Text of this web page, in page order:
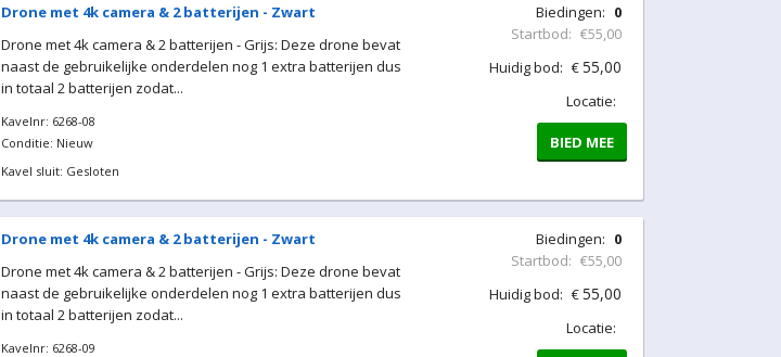
Drone met 4k camera & 2 batterijen - Zwart
Drone met 4k camera & 2 batterijen - Grijs: Deze drone bevat
naast de gebruikelijke onderdelen nog 1 extra batterijen dus
in totaal 2 batterijen zodat...
Kavelnr: 6268-08
Conditie: Nieuw
Kavel sluit: Gesloten
Biedingen: 0
Startbod: €55,00
Huidig bod: €55,00
Locatie:
BIED MEE
Drone met 4k camera & 2 batterijen - Zwart
Drone met 4k camera & 2 batterijen - Grijs: Deze drone bevat
naast de gebruikelijke onderdelen nog 1 extra batterijen dus
in totaal 2 batterijen zodat...
Kavelnr: 6268-09
Biedingen: 0
Startbod: €55,00
Huidig bod: €55,00
Locatie: